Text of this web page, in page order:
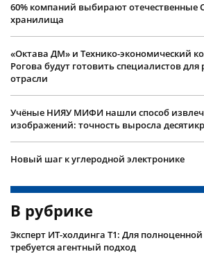
60% компаний выбирают отечественные
хранилища
«Октава ДМ» и Технико-экономический
Рогова будут готовить специалистов
отрасли
Учëные НИЯУ МИФИ нашли способ
изображений: точность выросла
Новый шаг к углеродной электронике
В рубрике
Эксперт ИТ-холдинга Т1: Для
требуется агентный подход